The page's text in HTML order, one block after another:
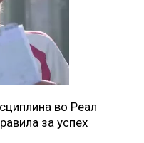
во Реал
за успех